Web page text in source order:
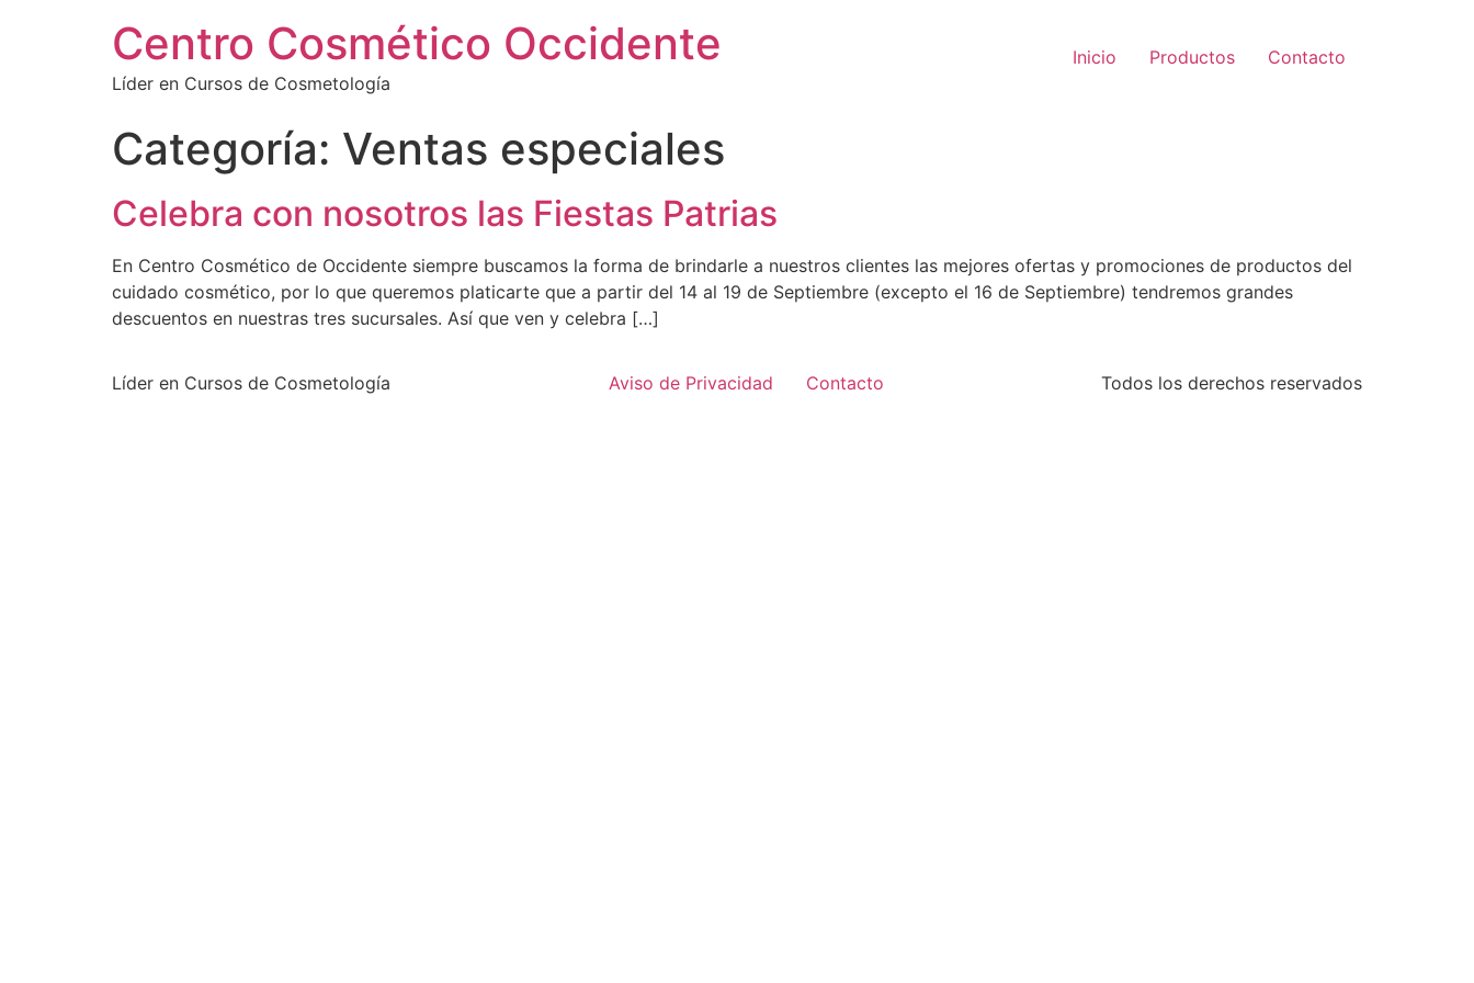
Centro Cosmético Occidente
Líder en Cursos de Cosmetología
Inicio Productos Contacto
Categoría: Ventas especiales
Celebra con nosotros las Fiestas Patrias
En Centro Cosmético de Occidente siempre buscamos la forma de brindarle a nuestros clientes las mejores ofertas y promociones de productos del
cuidado cosmético, por lo que queremos platicarte que a partir del 14 al 19 de Septiembre (excepto el 16 de Septiembre) tendremos grandes
descuentos en nuestras tres sucursales. Así que ven y celebra […]
Líder en Cursos de Cosmetología Aviso de Privacidad Contacto Todos los derechos reservados